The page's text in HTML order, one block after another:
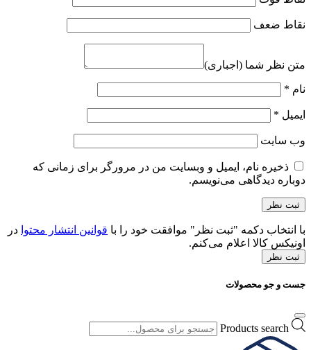
نقاط ضعف
متن نظر شما (اجباری)
نام *
ایمیل *
وب‌ سایت
ذخیره نام، ایمیل و وبسایت من در مرورگر برای زمانی که
دوباره دیدگاهی می‌نویسم.
با انتخاب دکمه "ثبت نظر" موافقت خود را با قوانین انتشار محتوا در
اونیکس کالا اعلام می‌کنم.
ثبت نظر
جست و جو محصولات
Products search